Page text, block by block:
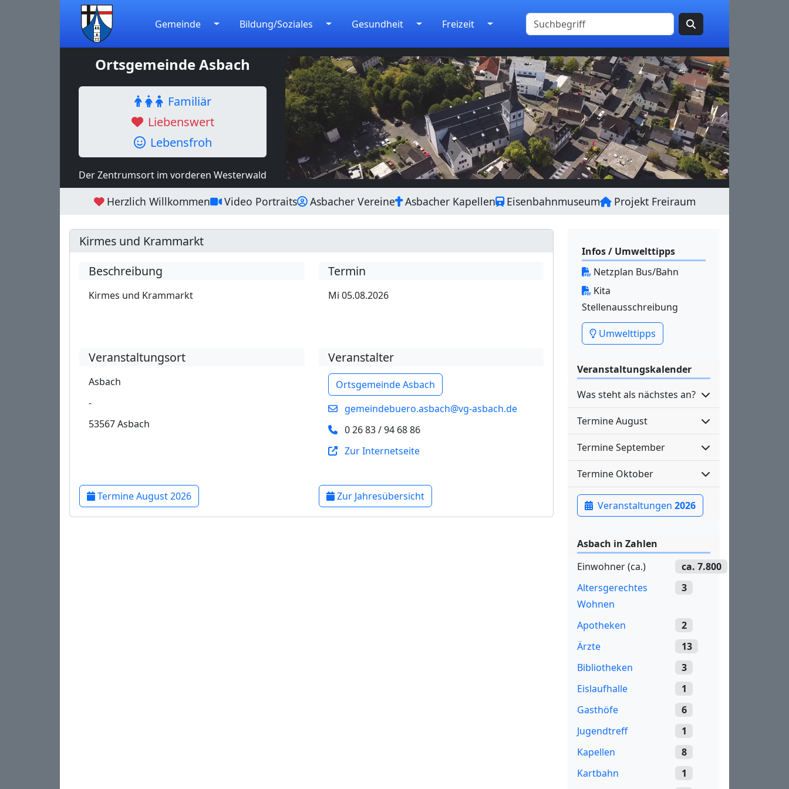
Gemeinde Bildung/Soziales Gesundheit Freizeit
Ortsgemeinde Asbach
Familiär
Liebenswert
Lebensfroh
Der Zentrumsort im vorderen Westerwald
Herzlich Willkommen Video Portraits Asbacher Vereine Asbacher Kapellen Eisenbahnmuseum Projekt Freiraum
Kirmes und Krammarkt
Beschreibung
Kirmes und Krammarkt
Termin
Mi 05.08.2026
Veranstaltungsort
Asbach
-
53567 Asbach
Veranstalter
Ortsgemeinde Asbach
gemeindebuero.asbach@vg-asbach.de
0 26 83 / 94 68 86
Zur Internetseite
Termine August 2026 Zur Jahresübersicht
Infos / Umwelttipps
Netzplan Bus/Bahn
Kita
Stellenausschreibung
Umwelttipps
Veranstaltungskalender
Was steht als nächstes an?
Termine August
Termine September
Termine Oktober
Veranstaltungen 2026
Asbach in Zahlen
Einwohner (ca.)
ca. 7.800
Altersgerechtes
Wohnen
3
Apotheken
2
Ärzte
13
Bibliotheken
3
Eislaufhalle
1
Gasthöfe
6
Jugendtreff
1
Kapellen
8
Kartbahn
1